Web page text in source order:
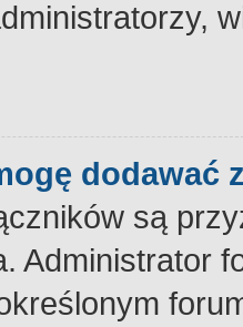
dodawać
są
Administrator